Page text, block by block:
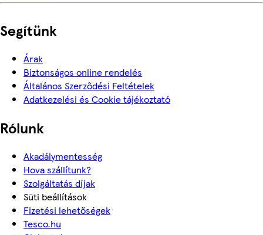
Segítünk
Árak
Biztonságos online rendelés
Általános Szerződési Feltételek
Adatkezelési és Cookie tájékoztató
Rólunk
Akadálymentesség
Hova szállítunk?
Szolgáltatás díjak
Süti beállítások
Fizetési lehetőségek
Tesco.hu